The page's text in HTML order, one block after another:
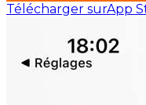
Télécharger surApp